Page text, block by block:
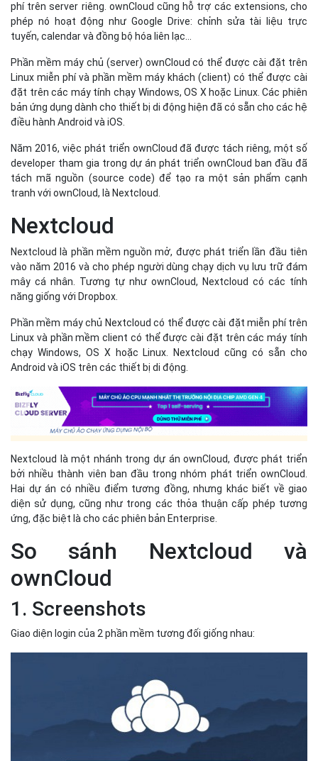
phí trên server riêng. ownCloud cũng hỗ trợ các extensions, cho
phép nó hoạt động như Google Drive: chỉnh sửa tài liệu trực
tuyến, calendar và đồng bộ hóa liên lạc...
Phần mềm máy chủ (server) ownCloud có thể được cài đặt trên
Linux miễn phí và phần mềm máy khách (client) có thể được cài
đặt trên các máy tính chạy Windows, OS X hoặc Linux. Các phiên
bản ứng dụng dành cho thiết bị di động hiện đã có sẵn cho các hệ
điều hành Android và iOS.
Năm 2016, việc phát triển ownCloud đã được tách riêng, một số
developer tham gia trong dự án phát triển ownCloud ban đầu đã
tách mã nguồn (source code) để tạo ra một sản phẩm cạnh
tranh với ownCloud, là Nextcloud.
Nextcloud
Nextcloud là phần mềm nguồn mở, được phát triển lần đầu tiên
vào năm 2016 và cho phép người dùng chạy dịch vụ lưu trữ đám
mây cá nhân. Tương tự như ownCloud, Nextcloud có các tính
năng giống với Dropbox.
Phần mềm máy chủ Nextcloud có thể được cài đặt miễn phí trên
Linux và phần mềm client có thể được cài đặt trên các máy tính
chạy Windows, OS X hoặc Linux. Nextcloud cũng có sẵn cho
Android và iOS trên các thiết bị di động.
Nextcloud là một nhánh trong dự án ownCloud, được phát triển
bởi nhiều thành viên ban đầu trong nhóm phát triển ownCloud.
Hai dự án có nhiều điểm tương đồng, nhưng khác biết về giao
diện sử dụng, cũng như trong các thỏa thuận cấp phép tương
ứng, đặc biệt là cho các phiên bản Enterprise.
So sánh Nextcloud và
ownCloud
1. Screenshots
Giao diện login của 2 phần mềm tương đối giống nhau: